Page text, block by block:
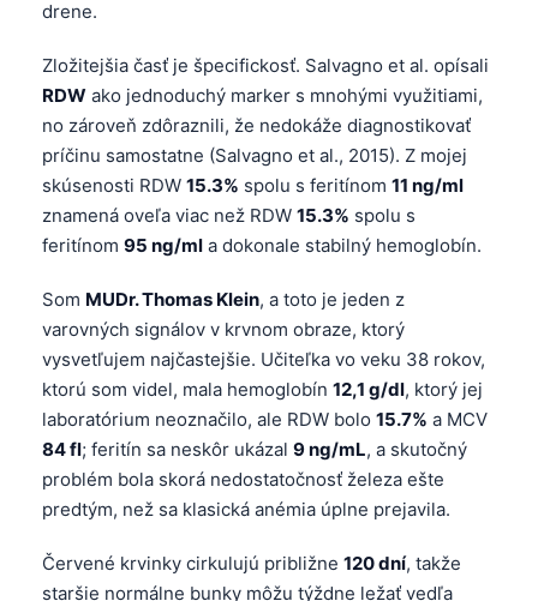
drene.
Zložitejšia časť je špecifickosť. Salvagno et al. opísali
RDW ako jednoduchý marker s mnohými využitiami,
no zároveň zdôraznili, že nedokáže diagnostikovať
príčinu samostatne (Salvagno et al., 2015). Z mojej
skúsenosti RDW 15.3% spolu s feritínom 11 ng/ml
znamená oveľa viac než RDW 15.3% spolu s
feritínom 95 ng/ml a dokonale stabilný hemoglobín.
Som MUDr. Thomas Klein, a toto je jeden z
varovných signálov v krvnom obraze, ktorý
vysvetľujem najčastejšie. Učiteľka vo veku 38 rokov,
ktorú som videl, mala hemoglobín 12,1 g/dl, ktorý jej
laboratórium neoznačilo, ale RDW bolo 15.7% a MCV
84 fl; feritín sa neskôr ukázal 9 ng/mL, a skutočný
problém bola skorá nedostatočnosť železa ešte
predtým, než sa klasická anémia úplne prejavila.
Červené krvinky cirkulujú približne 120 dní, takže
staršie normálne bunky môžu týždne ležať vedľa